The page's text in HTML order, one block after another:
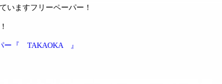
いますフリーペーパー！
ー『 TAKAOKA 』